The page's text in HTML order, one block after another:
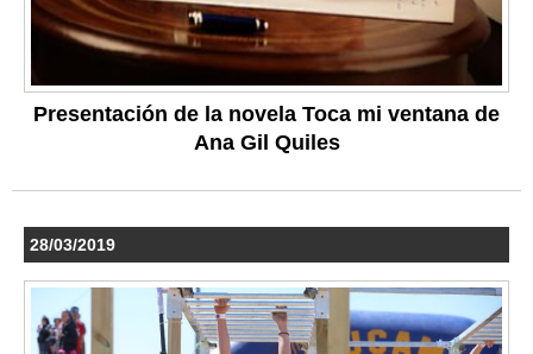
Presentación de la novela Toca mi ventana de
Ana Gil Quiles
28/03/2019